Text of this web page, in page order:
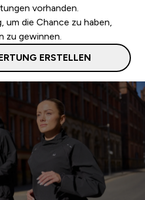
vorhanden.
um die Chance zu haben,
zu gewinnen.
ERSTELLEN